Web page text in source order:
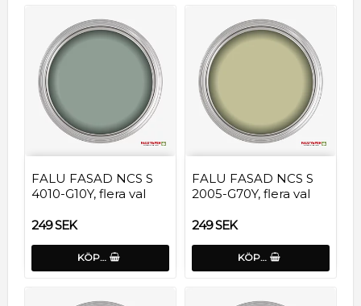
FALU FASAD NCS S
4010-G10Y, flera val
249 SEK
KÖP…
FALU FASAD NCS S
2005-G70Y, flera val
249 SEK
KÖP…